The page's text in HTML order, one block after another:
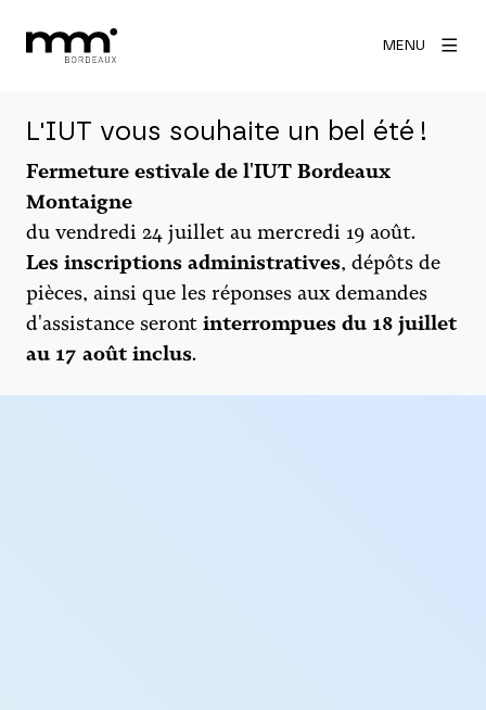
MENU
L'IUT vous souhaite un bel été !
Fermeture estivale de l'IUT Bordeaux
Montaigne
du vendredi 24 juillet au mercredi 19 août.
Les inscriptions administratives, dépôts de
pièces, ainsi que les réponses aux demandes
d'assistance seront interrompues du 18 juillet
au 17 août inclus.